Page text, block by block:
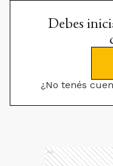
Debes
¿No tenés
Ads